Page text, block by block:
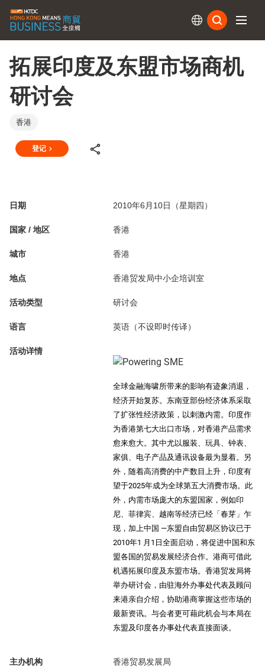
拓展印度及东盟市场商机
研讨会
香港
登记
日期 2010年6月10日（星期四）
国家 / 地区 香港
城市 香港
地点 香港贸发局中小企培训室
活动类型 研讨会
语言 英语（不设即时传译）
活动详情
全球金融海啸所带来的影响有迹象消退，
经济开始复苏。东南亚部份经济体系采取
了扩张性经济政策，以刺激内需。印度作
为香港第七大出口市场，对香港产品需求
愈来愈大。其中尤以服装、玩具、钟表、
家俱、电子产品及通讯设备最为显着。另
外，随着高消费的中产数目上升，印度有
望于2025年成为全球第五大消费市场。此
外，内需市场庞大的东盟国家，例如印
尼、菲律宾、越南等经济已经「春芽」乍
现，加上中国 —东盟自由贸易区协议已于
2010年1 月1日全面启动，将促进中国和东
盟各国的贸易发展经济合作。港商可借此
机遇拓展印度及东盟市场。香港贸发局将
举办研讨会，由驻海外办事处代表及顾问
来港亲自介绍，协助港商掌握这些市场的
最新资讯。与会者更可藉此机会与本局在
东盟及印度各办事处代表直接面谈。
主办机构 香港贸易发展局